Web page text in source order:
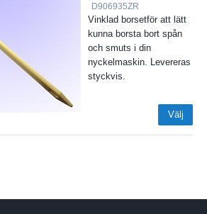
D906935ZR
Vinklad borsetför att lätt
kunna borsta bort spån
och smuts i din
nyckelmaskin. Levereras
styckvis.
Välj